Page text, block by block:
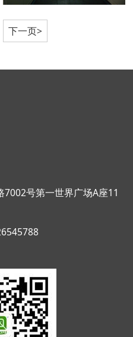
下一页>
号第一世界广场A座11